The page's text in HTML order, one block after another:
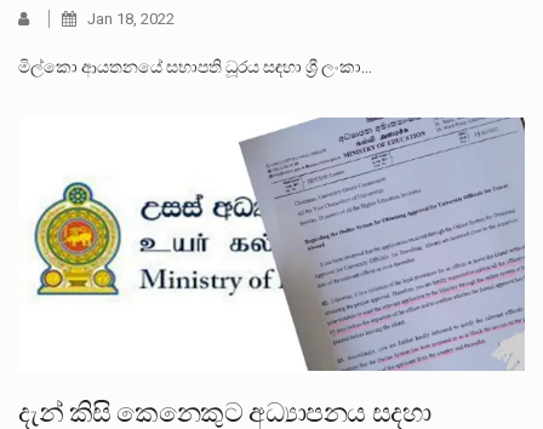
Jan 18, 2022
මිල්කො ආයතනයේ සභාපති ධූරය සඳහා ශ්‍රී ලංකා…
දැන් කිසි කෙනෙකුට අධ්‍යාපනය සදහා